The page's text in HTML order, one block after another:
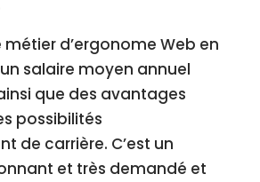
métier d’ergonome Web en
salaire moyen annuel
que des avantages
possibilités
de carrière. C’est un
et très demandé et